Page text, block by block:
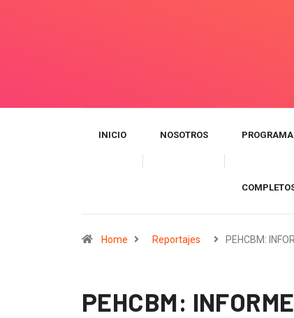
INICIO NOSOTROS
Home Reportajes PEHCBM:
PEHCBM: